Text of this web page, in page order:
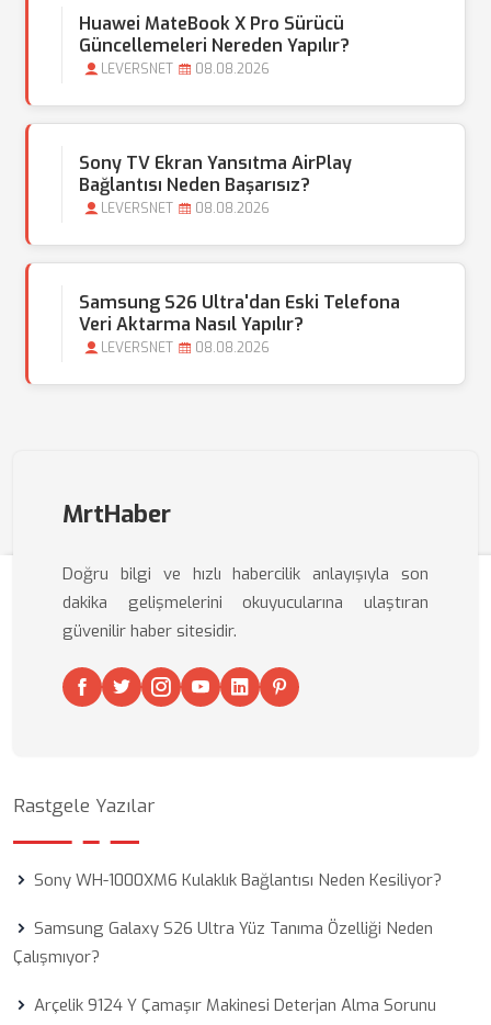
Huawei MateBook X Pro Sürücü
Güncellemeleri Nereden Yapılır?
LEVERSNET 08.08.2026
Sony TV Ekran Yansıtma AirPlay
Bağlantısı Neden Başarısız?
LEVERSNET 08.08.2026
Samsung S26 Ultra'dan Eski Telefona
Veri Aktarma Nasıl Yapılır?
LEVERSNET 08.08.2026
MrtHaber
Doğru bilgi ve hızlı habercilik anlayışıyla son
dakika gelişmelerini okuyucularına ulaştıran
güvenilir haber sitesidir.
Rastgele Yazılar
Sony WH-1000XM6 Kulaklık Bağlantısı Neden Kesiliyor?
Samsung Galaxy S26 Ultra Yüz Tanıma Özelliği Neden
Çalışmıyor?
Arçelik 9124 Y Çamaşır Makinesi Deterjan Alma Sorunu